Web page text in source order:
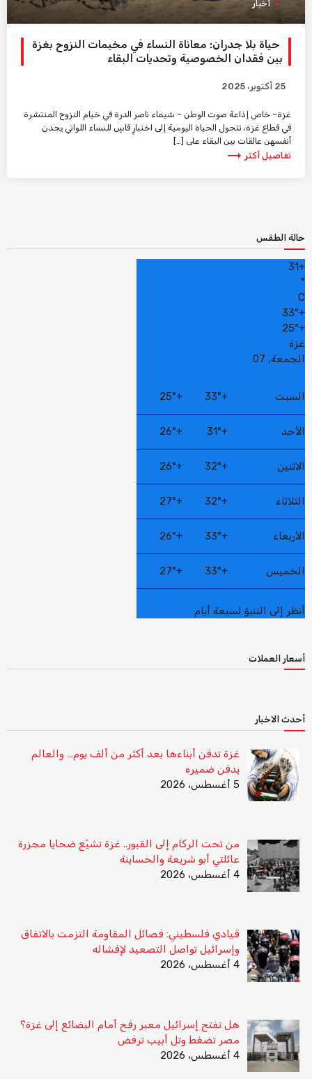
أخبار
حياة بلا جدران: معاناة النساء في مخيمات النزوح بغزة
بين فقدان الخصوصية وتحديات البقاء
25 أكتوبر، 2025
غزة– خاص إذاعة صوت الوطن – شيماء ناصر الدرة في خيام النزوح المنتشرة
في قطاع غزة، تتحول الحياة اليومية إلى اختبارٍ قاسٍ للنساء اللواتي يجدن
أنفسهن عالقات بين البقاء على […]
تفاصيل أكثر trending_flat
حالة الطقس
+
31
°
C
+
33°
+
25°
غزة
الجمعة, 07
السبت +
33°
+
25°
الأحد +
31°
+
26°
الاثنين +
32°
+
26°
الثلاثاء +
32°
+
27°
الأربعاء +
33°
+
26°
الخميس +
33°
+
27°
أنظر إلى التنبؤ لسبعة أيام
أسعار العملات
أحدث الاخبار
غزة تدفن أبناءها بعد أكثر من ألف يوم… والعالم
يدفن ضميره
5 أغسطس، 2026
من تحت الركام إلى القبور.. غزة تشيّع ضحايا مجزرة
عائلتي أبو شريعة والحساينة
4 أغسطس، 2026
قيادي فلسطيني: فصائل المقاومة التزمت بالاتفاق
وإسرائيل تواصل التصعيد لإفشاله
4 أغسطس، 2026
هل تفتح إسرائيل معبر رفح أمام البضائع إلى غزة؟
مصر تضغط وتل أبيب ترفض
4 أغسطس، 2026